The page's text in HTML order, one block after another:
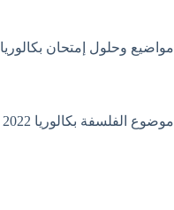
مواضيع وحلول إمتحان بكالوريا 2022 شعبة لغات أجنبية
موضوع الفلسفة بكالوريا 2022 شعبة لغات أجنبية